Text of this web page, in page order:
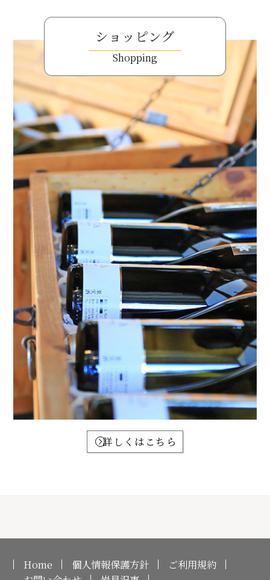
ショッピング
Shopping
詳しくはこちら
Home 個人情報保護方針
ご利用規約